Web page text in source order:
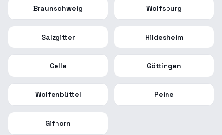
Braunschweig Wolfsburg
Salzgitter Hildesheim
Celle Göttingen
Wolfenbüttel Peine
Gifhorn